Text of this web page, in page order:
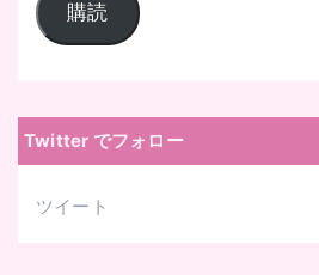
ル
ア
レ
購読
Twitter でフォロー
ツイート